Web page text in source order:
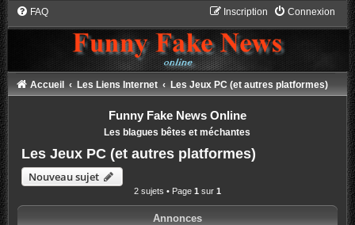
FAQ Connexion
Inscription
Accueil Les Liens Internet Les Jeux PC (et autres platformes)
Funny Fake News Online
Les blagues bêtes et méchantes
Les Jeux PC (et autres platformes)
Nouveau sujet
2 sujets • Page 1 sur 1
Annonces